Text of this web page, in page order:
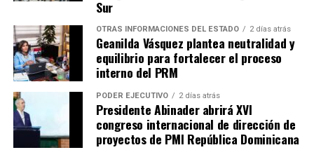
Sur
OTRAS INFORMACIONES DEL ESTADO 2 días atrás
Geanilda Vásquez plantea neutralidad y
equilibrio para fortalecer el proceso
interno del PRM
PODER EJECUTIVO 2 días atrás
Presidente Abinader abrirá XVI
congreso internacional de dirección de
proyectos de PMI República Dominicana